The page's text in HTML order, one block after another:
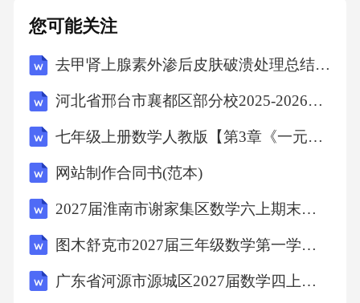
在的硬度最高的物质，可用于裁玻璃，C项正
确；D项，干冰升华的同时吸收大量的热，可用
考点物理常识6、机会就像一扇迅速旋转的转
门，那个空档转到你面前时，你必须迅速挤进
A、机会来去无踪
B、机不可失，时不再来
您可能关注
去甲肾上腺素外渗后皮肤破溃处理总结2026
河北省邢台市襄都区部分校2025-2026学年六年级下学期学程检校道德与法治试题（文字版含答案）
七年级上册数学人教版【第3章《一元一次方程》章节达标检测】（原卷版）
网站制作合同书(范本)
2027届淮南市谢家集区数学六上期末检测试题含解析
图木舒克市2027届三年级数学第一学期期末质量检测模拟试题含解析
广东省河源市源城区2027届数学四上期末达标检测试题含解析